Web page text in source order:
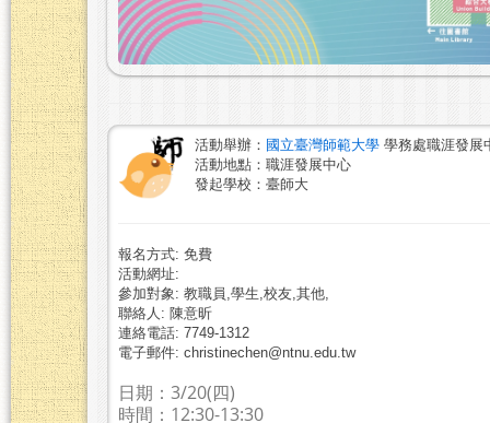
活動舉辦： 國立臺灣師範大學 學務處職涯發展
活動地點：職涯發展中心
發起學校：臺師大
報名方式: 免費
活動網址:
參加對象: 教職員,學生,校友,其他,
聯絡人: 陳意昕
連絡電話: 7749-1312
電子郵件: christinechen@ntnu.edu.tw
日期：3/20(四)
時間：12:30-13:30